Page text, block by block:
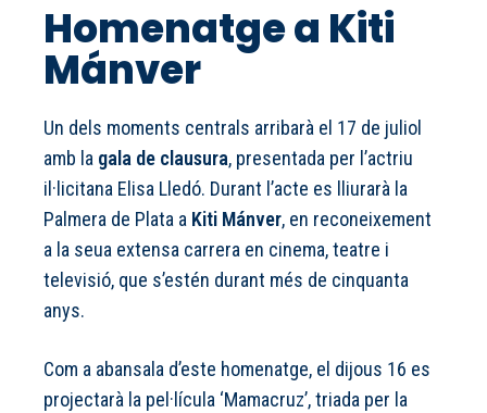
Homenatge a Kiti
Mánver
Un dels moments centrals arribarà el 17 de juliol
amb la gala de clausura, presentada per l’actriu
il·licitana Elisa Lledó. Durant l’acte es lliurarà la
Palmera de Plata a Kiti Mánver, en reconeixement
a la seua extensa carrera en cinema, teatre i
televisió, que s’estén durant més de cinquanta
anys.
Com a abansala d’este homenatge, el dijous 16 es
projectarà la pel·lícula ‘Mamacruz’, triada per la